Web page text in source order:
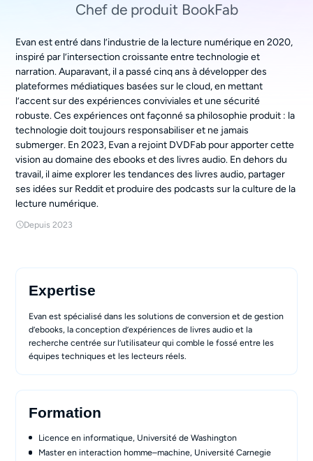
Chef de produit BookFab
Evan est entré dans l’industrie de la lecture numérique en 2020,
inspiré par l’intersection croissante entre technologie et
narration. Auparavant, il a passé cinq ans à développer des
plateformes médiatiques basées sur le cloud, en mettant
l’accent sur des expériences conviviales et une sécurité
robuste. Ces expériences ont façonné sa philosophie produit : la
technologie doit toujours responsabiliser et ne jamais
submerger. En 2023, Evan a rejoint DVDFab pour apporter cette
vision au domaine des ebooks et des livres audio. En dehors du
travail, il aime explorer les tendances des livres audio, partager
ses idées sur Reddit et produire des podcasts sur la culture de la
lecture numérique.
Depuis 2023
Expertise
Evan est spécialisé dans les solutions de conversion et de gestion
d’ebooks, la conception d’expériences de livres audio et la
recherche centrée sur l’utilisateur qui comble le fossé entre les
équipes techniques et les lecteurs réels.
Formation
Licence en informatique, Université de Washington
Master en interaction homme–machine, Université Carnegie